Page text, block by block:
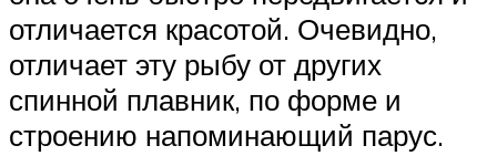
отличается красотой. Очевидно,
отличает эту рыбу от других
спинной плавник, по форме и
строению напоминающий парус.